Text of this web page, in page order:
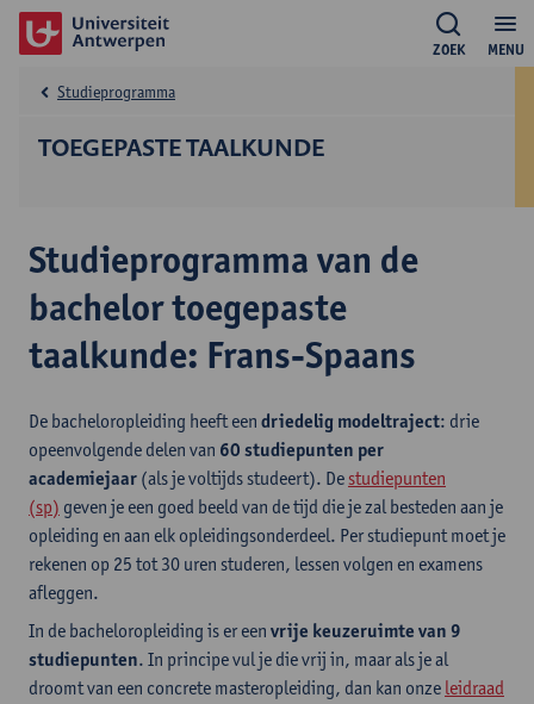
MENU
ZOEK
TOEGEPASTE TAALKUNDE
Studieprogramma
Studieprogramma van de
bachelor toegepaste
taalkunde: Frans-Spaans
De bacheloropleiding heeft een driedelig modeltraject: drie
opeenvolgende delen van 60 studiepunten per
academiejaar (als je voltijds studeert). De studiepunten
(sp) geven je een goed beeld van de tijd die je zal besteden aan je
opleiding en aan elk opleidingsonderdeel. Per studiepunt moet je
rekenen op 25 tot 30 uren studeren, lessen volgen en examens
afleggen.
In de bacheloropleiding is er een vrije keuzeruimte van 9
studiepunten. In principe vul je die vrij in, maar als je al
droomt van een concrete masteropleiding, dan kan onze leidraad